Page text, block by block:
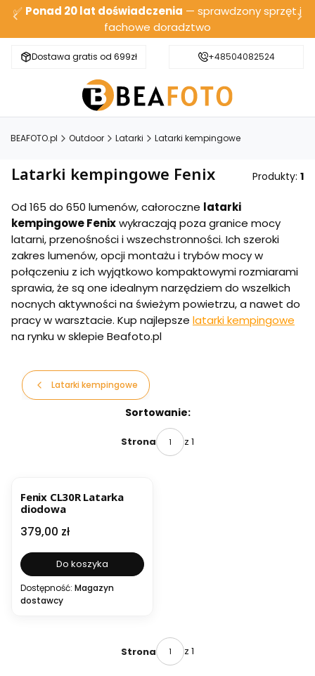
✅ Ponad 20 lat doświadczenia — sprawdzony sprzęt i
fachowe doradztwo
Dostawa gratis od 699zł Bezpieczna wysyłka
+48504082524
BEAFOTO.pl Outdoor Latarki Latarki kempingowe
Latarki kempingowe Fenix Produkty: 1
Od 165 do 650 lumenów, całoroczne latarki
kempingowe Fenixwykraczają poza granice mocy
latarni, przenośności i wszechstronności. Ich szeroki
zakres lumenów, opcji montażu i trybów mocy w
połączeniu z ich wyjątkowo kompaktowymi rozmiarami
sprawia, że są one idealnym narzędziem do wszelkich
nocnych aktywności na świeżym powietrzu, a nawet do
pracy w warsztacie. Kup najlepsze latarki kempingowe
na rynku w sklepie Beafoto.pl
Latarki kempingowe
Sortowanie:
Strona z 1
Fenix CL30R Latarka
diodowa
Cena
379,00 zł
Do koszyka
Dostępność: Magazyn
dostawcy
Strona z 1